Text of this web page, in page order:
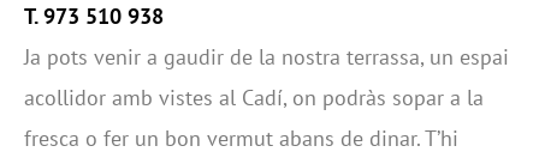
T. 973 510 938
Ja pots venir a gaudir de la nostra terrassa, un espai
acollidor amb vistes al Cadí, on podràs sopar a la
fresca o fer un bon vermut abans de dinar. T’hi